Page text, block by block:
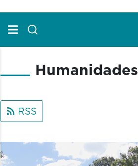
Humanidades
RSS